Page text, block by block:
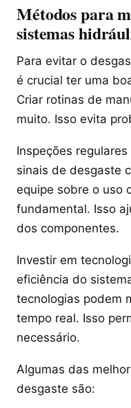
Métodos para
sistemas
Para evitar o
é crucial ter uma
Criar rotinas de
muito. Isso evita
Inspeções
sinais de desgaste
equipe sobre o uso
fundamental. Isso
dos componentes.
Investir em
eficiência do
tecnologias podem
tempo real. Isso
necessário.
Algumas das
desgaste são: